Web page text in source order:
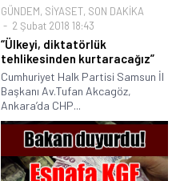
GÜNDEM, SİYASET, SON DAKİKA
2 Şubat 2018 18:43
“Ülkeyi, diktatörlük
tehlikesinden kurtaracağız”
Cumhuriyet Halk Partisi Samsun İl
Başkanı Av.Tufan Akcagöz,
Ankara’da CHP...